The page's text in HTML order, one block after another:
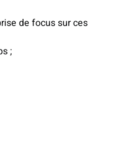
de focus sur ces
;